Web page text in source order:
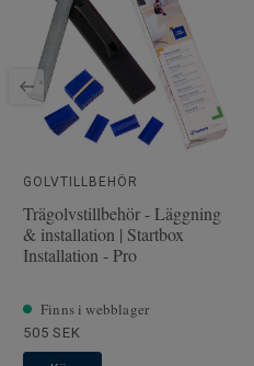
SAP SKU #
Fasade kanter
Klassificering för kommersiell
miljö
Golvvärme
Längd
Bredd
Struktur/yteffekt
GOLVTILLBEHÖR
Trägolvstillbehör - Läggning
& installation | Startbox
Installation - Pro
Finns i webblager
505 SEK